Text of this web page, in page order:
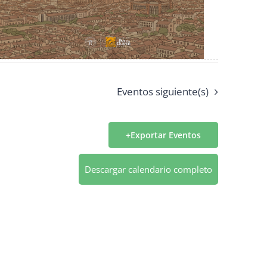
Eventossiguiente(s)
Exportar Eventos
Descargar calendario completo